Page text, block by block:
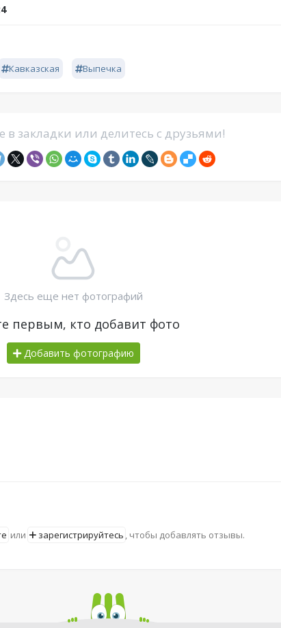
Кавказская Выпечка
закладки или делитесь с друзьями!
Здесь еще нет фотографий
первым, кто добавит фото
Добавить фотографию
или зарегистрируйтесь , чтобы добавлять отзывы.